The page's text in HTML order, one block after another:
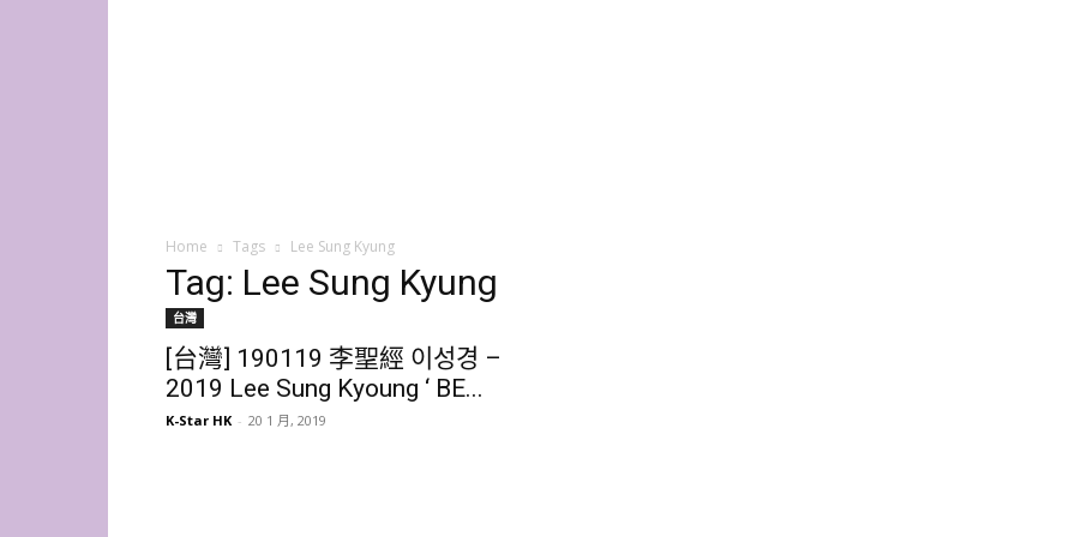
Home Tags Lee Sung Kyung
Tag: Lee Sung Kyung
台灣
[台灣] 190119 李聖經 이성경 –
2019 Lee Sung Kyoung ‘ BE...
K-Star HK - 20 1 月, 2019